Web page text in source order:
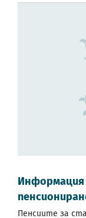
Информация
Пенсиите за